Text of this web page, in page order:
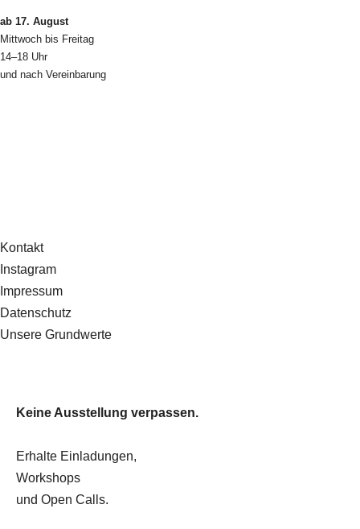
ab 17. August
Mittwoch bis Freitag
14–18 Uhr
und nach Vereinbarung
Kontakt
Instagram
Impressum
Datenschutz
Unsere Grundwerte
Keine Ausstellung verpassen.
Erhalte Einladungen,
Workshops
und Open Calls.